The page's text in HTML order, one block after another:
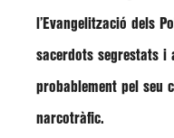
l’Evangelització dels
sacerdots segrestats i
probablement pel seu
narcotràfic.